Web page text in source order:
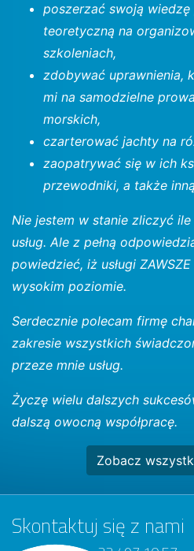
poszerzać swoją
teoretyczną na
szkoleniach,
zdobywać uprawnienia,
mi na samodzielne
morskich,
czarterować jachty na
zaopatrywać się w ich
przewodniki, a także
Nie jestem w stanie zliczyć
usług. Ale z pełną
powiedzieć, iż usługi
wysokim poziomie.
Serdecznie polecam firmę
zakresie wszystkich
przeze mnie usług.
Życzę wielu dalszych
dalszą owocną współpracę.
Zobacz
Skontaktuj się z nami